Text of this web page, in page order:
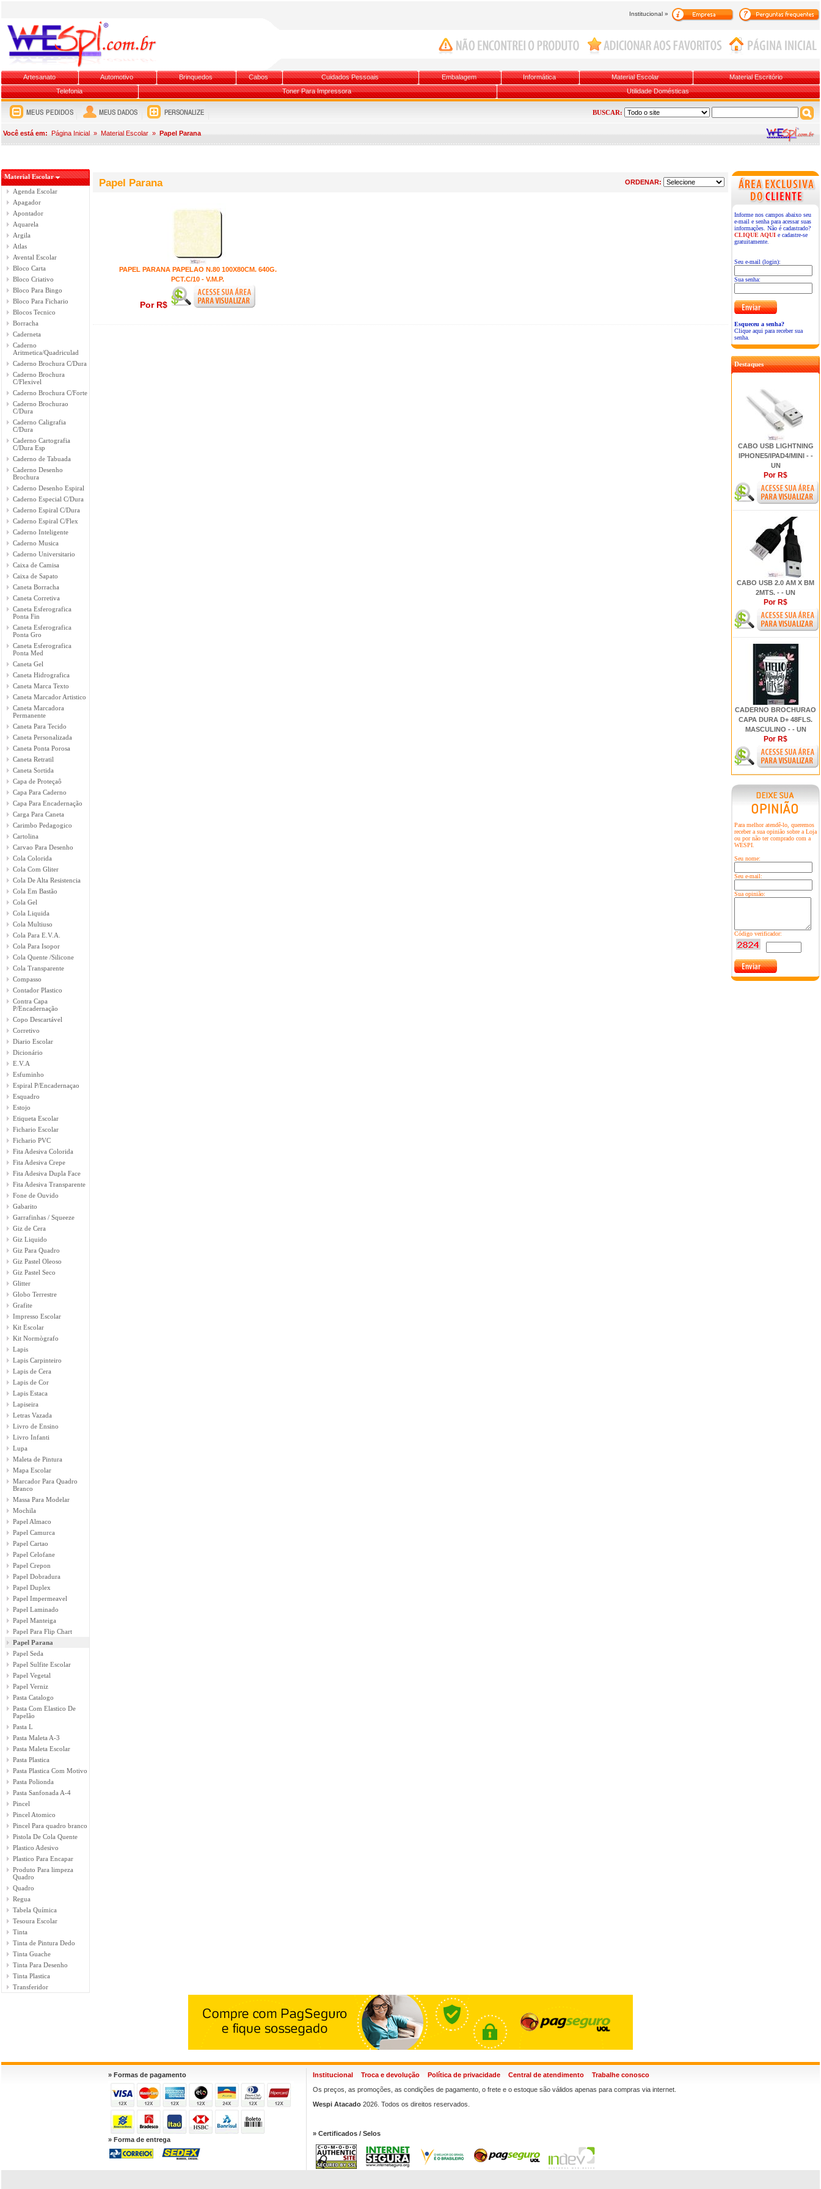
Institucional »
Artesanato Automotivo Brinquedos Cabos Cuidados Pessoais Embalagem Informática Material Escolar
Material Escritório
Telefonia
Toner Para Impressora Utilidade Domésticas
BUSCAR:
Você está em: Página Inicial » Material Escolar » Papel Parana
Material Escolar
Agenda Escolar
Apagador
Apontador
Aquarela
Argila
Atlas
Avental Escolar
Bloco Carta
Bloco Criativo
Bloco Para Bingo
Bloco Para Fichario
Blocos Tecnico
Borracha
Caderneta
Caderno
Aritmetica/Quadriculad
Caderno Brochura C/Dura
Caderno Brochura
C/Flexivel
Caderno Brochura C/Forte
Caderno Brochurao
C/Dura
Caderno Caligrafia
C/Dura
Caderno Cartografia
C/Dura Esp
Caderno de Tabuada
Caderno Desenho
Brochura
Caderno Desenho Espiral
Caderno Especial C/Dura
Caderno Espiral C/Dura
Caderno Espiral C/Flex
Caderno Inteligente
Caderno Musica
Caderno Universitario
Caixa de Camisa
Caixa de Sapato
Caneta Borracha
Caneta Corretiva
Caneta Esferografica
Ponta Fin
Caneta Esferografica
Ponta Gro
Caneta Esferografica
Ponta Med
Caneta Gel
Caneta Hidrografica
Caneta Marca Texto
Caneta Marcador Artistico
Caneta Marcadora
Permanente
Caneta Para Tecido
Caneta Personalizada
Caneta Ponta Porosa
Caneta Retratil
Caneta Sortida
Capa de Proteçaô
Capa Para Caderno
Capa Para Encadernação
Carga Para Caneta
Carimbo Pedagogico
Cartolina
Carvao Para Desenho
Cola Colorida
Cola Com Gliter
Cola De Alta Resistencia
Cola Em Bastão
Cola Gel
Cola Liquida
Cola Multiuso
Cola Para E.V.A.
Cola Para Isopor
Cola Quente /Silicone
Cola Transparente
Compasso
Contador Plastico
Contra Capa
P/Encadernação
Copo Descartável
Corretivo
Diario Escolar
Dicionário
E.V.A
Esfuminho
Espiral P/Encadernaçao
Esquadro
Estojo
Etiqueta Escolar
Fichario Escolar
Fichario PVC
Fita Adesiva Colorida
Fita Adesiva Crepe
Fita Adesiva Dupla Face
Fita Adesiva Transparente
Fone de Ouvido
Gabarito
Garrafinhas / Squeeze
Giz de Cera
Giz Liquido
Giz Para Quadro
Giz Pastel Oleoso
Giz Pastel Seco
Glitter
Globo Terrestre
Grafite
Impresso Escolar
Kit Escolar
Kit Normògrafo
Lapis
Lapis Carpinteiro
Lapis de Cera
Lapis de Cor
Lapis Estaca
Lapiseira
Letras Vazada
Livro de Ensino
Livro Infanti
Lupa
Maleta de Pintura
Mapa Escolar
Marcador Para Quadro
Branco
Massa Para Modelar
Mochila
Papel Almaco
Papel Camurca
Papel Cartao
Papel Celofane
Papel Crepon
Papel Dobradura
Papel Duplex
Papel Impermeavel
Papel Laminado
Papel Manteiga
Papel Para Flip Chart
Papel Parana
Papel Seda
Papel Sulfite Escolar
Papel Vegetal
Papel Verniz
Pasta Catalogo
Pasta Com Elastico De
Papelão
Pasta L
Pasta Maleta A-3
Pasta Maleta Escolar
Pasta Plastica
Pasta Plastica Com Motivo
Pasta Polionda
Pasta Sanfonada A-4
Pincel
Pincel Atomico
Pincel Para quadro branco
Pistola De Cola Quente
Plastico Adesivo
Plastico Para Encapar
Produto Para limpeza
Quadro
Quadro
Regua
Tabela Química
Tesoura Escolar
Tinta
Tinta de Pintura Dedo
Tinta Guache
Tinta Para Desenho
Tinta Plastica
Transferidor
Informe nos campos abaixo seu
e-mail e senha para acessar suas
informações. Não é cadastrado?
CLIQUE AQUI e cadastre-se
gratuitamente.
Seu e-mail (login):
Sua senha:
Esqueceu a senha?
Clique aqui para receber sua
senha.
Destaques
CABO USB LIGHTNING
IPHONE5/IPAD4/MINI - -
UN
Por R$
CABO USB 2.0 AM X BM
2MTS. - - UN
Por R$
CADERNO BROCHURAO
CAPA DURA D+ 48FLS.
MASCULINO - - UN
Por R$
Para melhor atendê-lo, queremos
receber a sua opinião sobre a Loja
ou por não ter comprado com a
WESPI.
Seu nome:
Seu e-mail:
Sua opinião:
Código verificador:
Papel Parana ORDENAR:
PAPEL PARANA PAPELAO N.80 100X80CM. 640G.
PCT.C/10 - V.M.P.
Por R$
» Formas de pagamento
» Forma de entrega
Institucional Troca e devolução Política de privacidade Central de atendimento
Trabalhe conosco
Os preços, as promoções, as condições de pagamento, o frete e o estoque são válidos apenas para compras via internet.
Wespi Atacado 2026. Todos os direitos reservados.
» Certificados / Selos